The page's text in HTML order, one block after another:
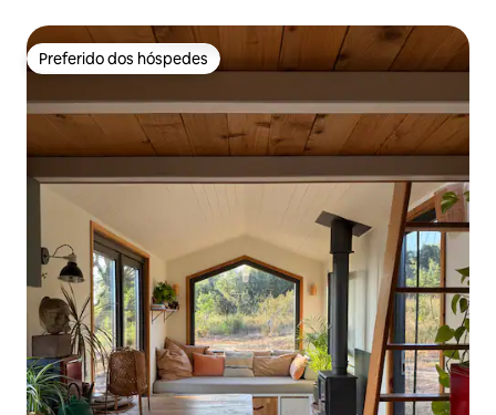
Preferido dos hóspedes
Preferido dos hóspedes